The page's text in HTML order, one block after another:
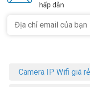
hấp dẫn
Camera IP Wifi giá rẻ